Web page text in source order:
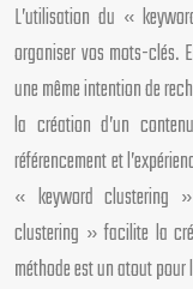
L’utilisation du «
organiser vos mots-clés.
une même intention de
la création d’un
référencement et
« keyword clustering
clustering » facilite la
méthode est un atout pour